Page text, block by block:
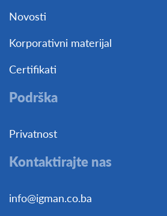
Novosti
Korporativni materijal
Certifikati
Podrška
Privatnost
Kontaktirajte nas
info@igman.co.ba